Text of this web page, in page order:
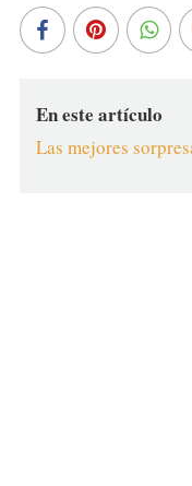
En este artículo
Las mejores